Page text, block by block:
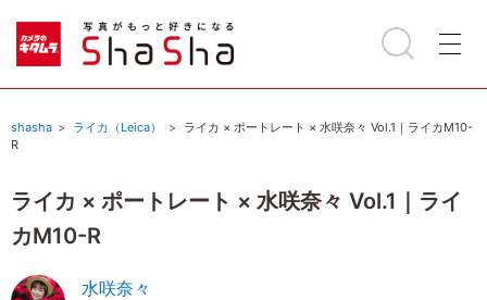
shasha ライカ（Leica）
ライカ × ポートレート × 水咲奈々 Vol.1｜ライカM10-
R
ライカ × ポートレート × 水咲奈々 Vol.1｜ライ
カM10-R
水咲奈々